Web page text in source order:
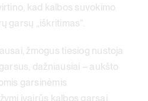
kad kalbos suvokimo
garsų „iškritimas“.
žmogus tiesiog nustoja
dažniausiai – aukšto
garsinėmis
įvairūs kalbos garsai,